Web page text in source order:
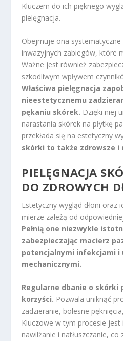
Kluczem do ich pięknego
pielęgnacja.
Obejmuje ona
inwazyjnych zabiegów, które
Ważne jest również
szkodliwym wpływem
Właściwa pielęgnacja
nieestetycznemu
pękaniu skórek. Dzięki niej
narastania skórek na płytkę
przekłada się na estetyczny
skórki to także zdrowsze i
PIELĘGNACJA
DO ZDROWYCH
Estetyczny wygląd dłoni oraz
mierze zależą od
Pełnią one niezwykle
zabezpieczając macierz
potencjalnymi infekcjami i
mechanicznymi.
Regularne dbanie o skórki
korzyści. Pozwala uniknąć
zadzieranie, bolesne
Kluczowe w tym procesie jest
nawilżanie i natłuszczanie,